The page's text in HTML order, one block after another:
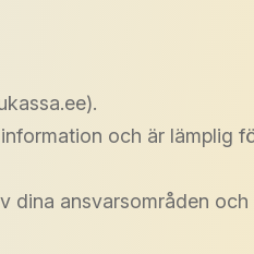
och är lämplig
ansvarsområden